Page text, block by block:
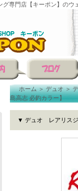
専門店【キーポン】のウ
ホーム＞デュオ＞
島高志 必釣カラー】
▼ デュオ レアリスジ